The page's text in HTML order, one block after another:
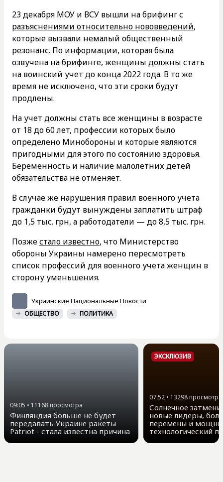
23 декабря МОУ и ВСУ вышли на брифинг с
разъяснениями относительно нововведений,
которые вызвали немалый общественный
резонанс. По информации, которая была
озвучена на брифинге, женщины должны стать
на воинский учет до конца 2022 года. В то же
время не исключено, что эти сроки будут
продлены.
На учет должны стать все женщины в возрасте
от 18 до 60 лет, профессии которых было
определено Минобороны и которые являются
пригодными для этого по состоянию здоровья.
Беременность и наличие малолетних детей
обязательства не отменяет.
В случае же нарушения правил военного учета
гражданки будут вынуждены заплатить штраф
до 1,5 тыс. грн, а работодатели — до 8,5 тыс. грн.
Позжестало известно, что Министерство
обороны Украины намерено пересмотреть
список профессий для военного учета женщин в
сторону уменьшения.
Украинские Национальные Новости
ОБЩЕСТВО ПОЛИТИКА
09:05 • 11168 просмотра
Финляндия больше не будет
передавать Украине ракеты
Patriot - стала известна причина
ЭКСКЛЮЗИВ
07:52 • 13298просмотра
Солнечное
новые лидеры,
перемены и
технологический